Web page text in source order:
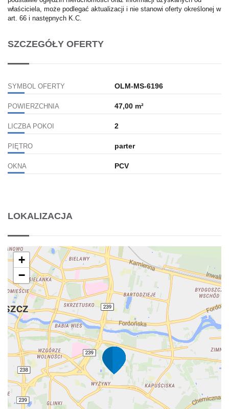
właściciela, może podlegać aktualizacji i nie stanowi oferty określonej w
art. 66 i następnych K.C.
SZCZEGÓŁY OFERTY
SYMBOL OFERTY OLM-MS-6196
POWIERZCHNIA 47,00 m²
LICZBA POKOI 2
PIĘTRO parter
OKNA PCV
LOKALIZACJA
+
−